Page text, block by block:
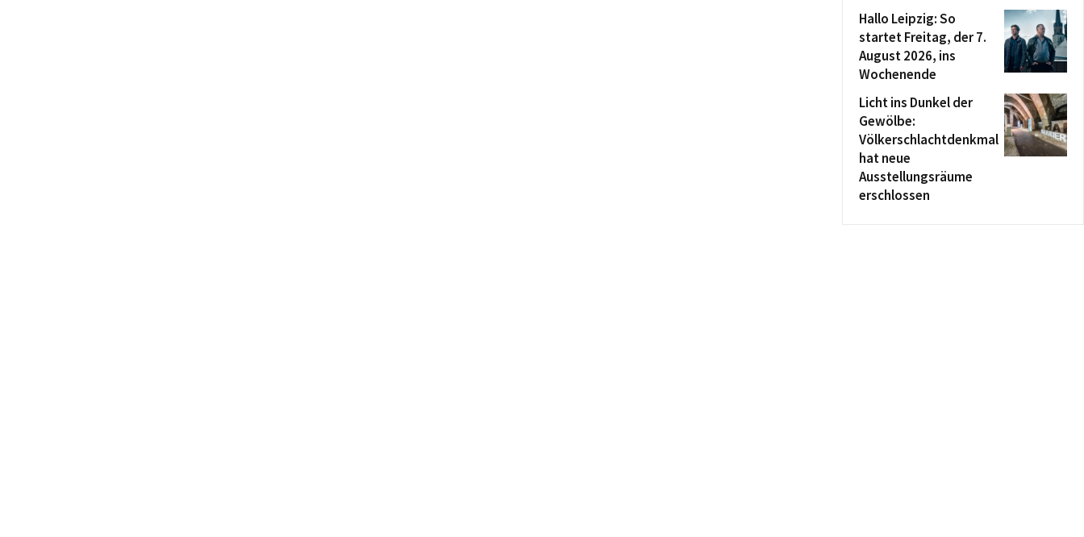
Hallo Leipzig: So
startet Freitag, der 7.
August 2026, ins
Wochenende
Licht ins Dunkel der
Gewölbe:
Völkerschlachtdenkmal
hat neue
Ausstellungsräume
erschlossen